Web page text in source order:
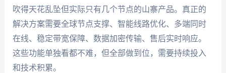
吹得天花乱坠但实际只有几个节点的山寨产品。真正的
解决方案需要全球节点支撑、智能线路优化、多端同时
在线、稳定带宽保障、数据加密传输、售后实时响应。
这些功能单独看都不难，但全部做到位，需要持续投入
和技术积累。